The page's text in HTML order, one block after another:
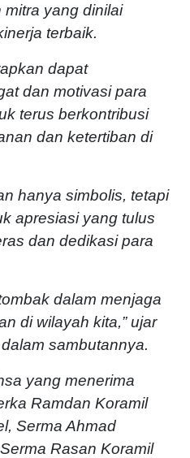
yang dinilai
terbaik.
dapat
dan motivasi para
terus berkontribusi
dan ketertiban di
hanya simbolis, tetapi
apresiasi yang tulus
dan dedikasi para
dalam menjaga
di wilayah kita,” ujar
sambutannya.
yang menerima
Ramdan Koramil
Serma Ahmad
Rasan Koramil